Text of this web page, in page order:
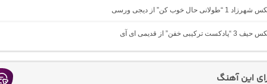
حال خوب کن” از دیجی ورسی
خفن” از قدیمی ای آی
این آهنگ